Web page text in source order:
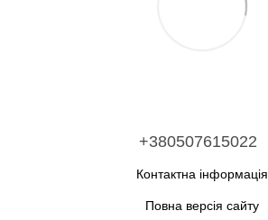
+380507615022
Контактна інформація
Повна версія сайту